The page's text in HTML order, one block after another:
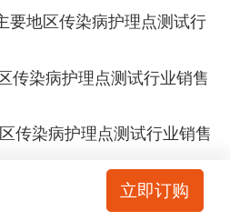
要地区传染病护理点测试行
传染病护理点测试行业销售
传染病护理点测试行业销售
传染病护理点测试行业销
立即订购